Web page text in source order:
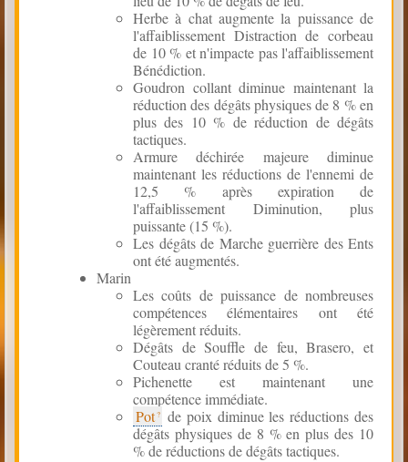
Herbe à chat augmente la puissance de
l'affaiblissement Distraction de corbeau
de 10 % et n'impacte pas l'affaiblissement
Bénédiction.
Goudron collant diminue maintenant la
réduction des dégâts physiques de 8 % en
plus des 10 % de réduction de dégâts
tactiques.
Armure déchirée majeure diminue
maintenant les réductions de l'ennemi de
12,5 % après expiration de
l'affaiblissement Diminution, plus
puissante (15 %).
Les dégâts de Marche guerrière des Ents
ont été augmentés.
Marin
Les coûts de puissance de nombreuses
compétences élémentaires ont été
légèrement réduits.
Dégâts de Souffle de feu, Brasero, et
Couteau cranté réduits de 5 %.
Pichenette est maintenant une
compétence immédiate.
Pot
de poix diminue les réductions des
dégâts physiques de 8 % en plus des 10
% de réductions de dégâts tactiques.